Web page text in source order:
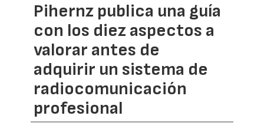
Pihernz publica una guía
con los diez aspectos a
valorar antes de
adquirir un sistema de
radiocomunicación
profesional